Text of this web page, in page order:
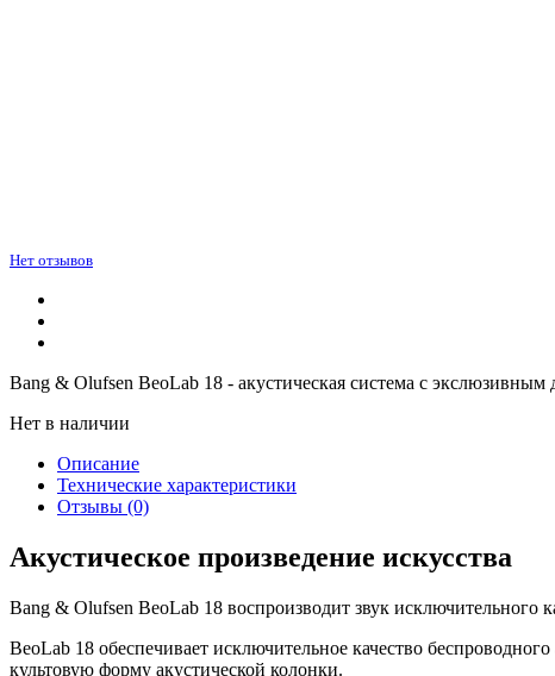
Нет отзывов
Bang & Olufsen BeoLab 18 - акустическая система с
Нет в наличии
Описание
Технические характеристики
Отзывы (0)
Акустическое произведение искусства
Bang & Olufsen BeoLab 18 воспроизводит звук исключительного
BeoLab 18 обеспечивает исключительное качество
культовую форму акустической колонки.